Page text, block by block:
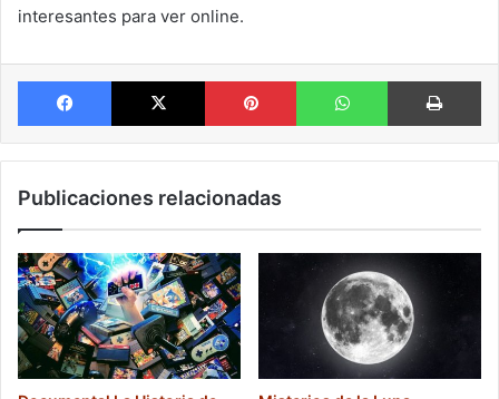
interesantes para ver online.
Facebook X Pinterest WhatsApp
Publicaciones relacionadas